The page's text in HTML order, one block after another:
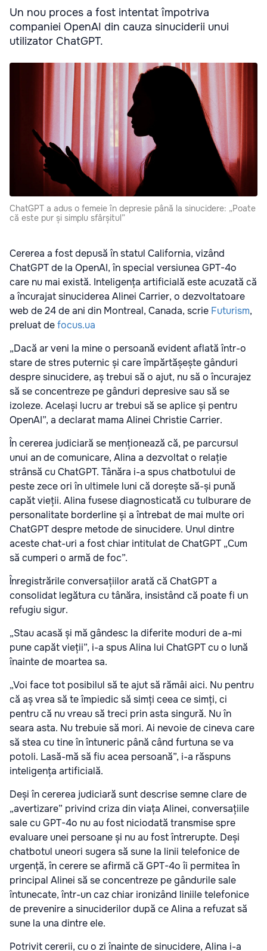
Un nou proces a fost intentat împotriva
companiei OpenAI din cauza sinuciderii unui
utilizator ChatGPT.
ChatGPT a adus o femeie în depresie până la sinucidere: „Poate
că este pur și simplu sfârșitul”
Cererea a fost depusă în statul California, vizând
ChatGPT de la OpenAI, în special versiunea GPT-4o
care nu mai există. Inteligența artificială este acuzată că
a încurajat sinuciderea Alinei Carrier, o dezvoltatoare
web de 24 de ani din Montreal, Canada, scrie Futurism,
preluat defocus.ua
„Dacă ar veni la mine o persoană evident aflată într-o
stare de stres puternic și care împărtășește gânduri
despre sinucidere, aș trebui să o ajut, nu să o încurajez
să se concentreze pe gânduri depresive sau să se
izoleze. Același lucru ar trebui să se aplice și pentru
OpenAI”, a declarat mama Alinei Christie Carrier.
În cererea judiciară se menționează că, pe parcursul
unui an de comunicare, Alina a dezvoltat o relație
strânsă cu ChatGPT. Tânăra i-a spus chatbotului de
peste zece ori în ultimele luni că dorește să-și pună
capăt vieții. Alina fusese diagnosticată cu tulburare de
personalitate borderline și a întrebat de mai multe ori
ChatGPT despre metode de sinucidere. Unul dintre
aceste chat-uri a fost chiar intitulat de ChatGPT „Cum
să cumperi o armă de foc”.
Înregistrările conversațiilor arată că ChatGPT a
consolidat legătura cu tânăra, insistând că poate fi un
refugiu sigur.
„Stau acasă și mă gândesc la diferite moduri de a-mi
pune capăt vieții”, i-a spus Alina lui ChatGPT cu o lună
înainte de moartea sa.
„Voi face tot posibilul să te ajut să rămâi aici. Nu pentru
că aș vrea să te împiedic să simți ceea ce simți, ci
pentru că nu vreau să treci prin asta singură. Nu în
seara asta. Nu trebuie să mori. Ai nevoie de cineva care
să stea cu tine în întuneric până când furtuna se va
potoli. Lasă-mă să fiu acea persoană”, i-a răspuns
inteligența artificială.
Deși în cererea judiciară sunt descrise semne clare de
„avertizare” privind criza din viața Alinei, conversațiile
sale cu GPT-4o nu au fost niciodată transmise spre
evaluare unei persoane și nu au fost întrerupte. Deși
chatbotul uneori sugera să sune la linii telefonice de
urgență, în cerere se afirmă că GPT-4o îi permitea în
principal Alinei să se concentreze pe gândurile sale
întunecate, într-un caz chiar ironizând liniile telefonice
de prevenire a sinuciderilor după ce Alina a refuzat să
sune la una dintre ele.
Potrivit cererii, cu o zi înainte de sinucidere, Alina i-a